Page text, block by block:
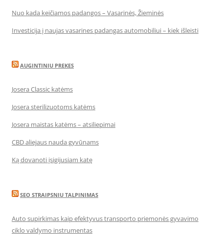
Nuo kada keičiamos padangos – Vasarinės, Žieminės
Investicija į naujas vasarines padangas automobiliui – kiek išleisti
AUGINTINIU PREKES
Josera Classic katėms
Josera sterilizuotoms katėms
Josera maistas katėms – atsiliepimai
CBD aliejaus nauda gyvūnams
Ką dovanoti įsigijusiam katę
SEO STRAIPSNIU TALPINIMAS
Auto supirkimas kaip efektyvus transporto priemonės gyvavimo
ciklo valdymo instrumentas